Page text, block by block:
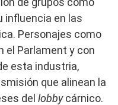
influencia en las
Personajes como
el Parlament y con
esta industria,
que alinean la
del lobbycárnico.